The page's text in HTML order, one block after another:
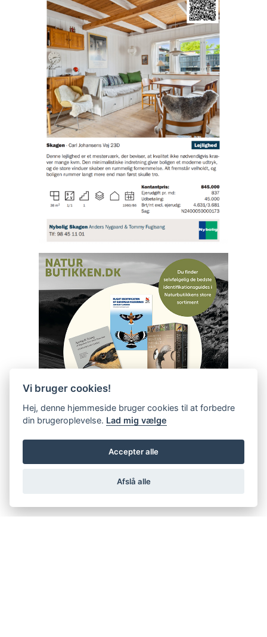
Vi bruger cookies!
Hej, denne hjemmeside bruger cookies til at forbedre
din brugeroplevelse. Lad mig vælge
Accepter alle
Afslå alle